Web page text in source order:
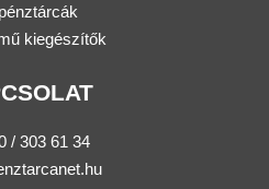
kiegészítők
/ 303 61 34